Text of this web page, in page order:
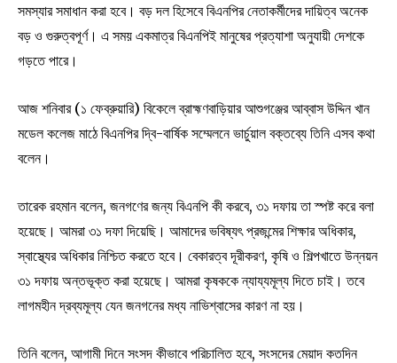
সমস্যার সমাধান করা হবে। বড় দল হিসেবে বিএনপির নেতাকর্মীদের দায়িত্ব অনেক
বড় ও গুরুত্বপূর্ণ। এ সময় একমাত্র বিএনপিই মানুষের প্রত্যাশা অনুযায়ী দেশকে
গড়তে পারে।
আজ শনিবার (১ ফেব্রুয়ারি) বিকেলে ব্রাহ্মণবাড়িয়ার আশুগঞ্জের আব্বাস উদ্দিন খান
মডেল কলেজ মাঠে বিএনপির দ্বি-বার্ষিক সম্মেলনে ভার্চুয়াল বক্তব্যে তিনি এসব কথা
বলেন।
তারেক রহমান বলেন, জনগণের জন্য বিএনপি কী করবে, ৩১ দফায় তা স্পষ্ট করে বলা
হয়েছে। আমরা ৩১ দফা দিয়েছি। আমাদের ভবিষ্যৎ প্রজন্মের শিক্ষার অধিকার,
স্বাস্থ্যের অধিকার নিশ্চিত করতে হবে। বেকারত্ব দূরীকরণ, কৃষি ও শিল্পখাতে উন্নয়ন
৩১ দফায় অন্তভূক্ত করা হয়েছে। আমরা কৃষককে ন্যায্যমূল্য দিতে চাই। তবে
লাগমহীন দ্রব্যমূল্য যেন জনগনের মধ্য নাভিশ্বাসের কারণ না হয়।
তিনি বলেন, আগামী দিনে সংসদ কীভাবে পরিচালিত হবে, সংসদের মেয়াদ কতদিন